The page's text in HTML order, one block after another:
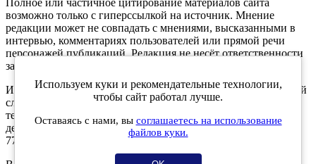
Полное или частичное цитирование материалов сайта
возможно только с гиперссылкой на источник. Мнение
редакции может не совпадать с мнениями, высказанными в
интервью, комментариях пользователей или прямой речи
персонажей публикаций. Редакция не несёт ответственности
за текст комментариев читателей.
Интернет-портал Kirov.online зарегистрирован в Федеральной
службе по надзору в сфере связи, информационных
технологий и массовых коммуникаций (Роскомнадзор) 5
декабря 2019 года. Регистрационный номер ЭЛ № ФС 77 -
77189.
Используем куки и рекомендательные технологии,
чтобы сайт работал лучше.
Оставаясь с нами, вы соглашаетесь на использование
файлов куки.